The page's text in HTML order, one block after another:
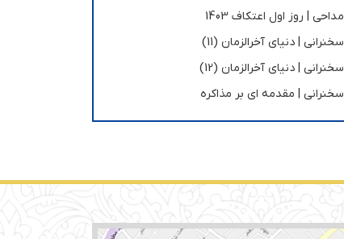
مداحی | روز اول اعتکاف 1403
سخنرانی | دنیای آخرالزمان (11)
سخنرانی | دنیای آخرالزمان (12)
سخنرانی | مقدمه ای بر مذاکره